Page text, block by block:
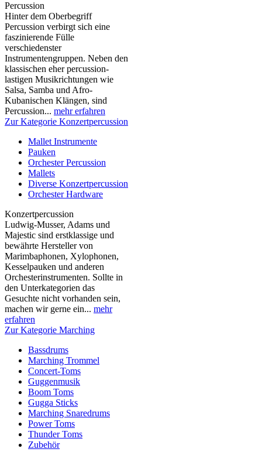
Percussion
Hinter dem Oberbegriff
Percussion verbirgt sich eine
faszinierende Fülle
verschiedenster
Instrumentengruppen. Neben den
klassischen eher percussion-
lastigen Musikrichtungen wie
Salsa, Samba und Afro-
Kubanischen Klängen, sind
Percussion... mehr erfahren
Zur Kategorie Konzertpercussion
Mallet Instrumente
Pauken
Orchester Percussion
Mallets
Diverse Konzertpercussion
Orchester Hardware
Konzertpercussion
Ludwig-Musser, Adams und
Majestic sind erstklassige und
bewährte Hersteller von
Marimbaphonen, Xylophonen,
Kesselpauken und anderen
Orchesterinstrumenten. Sollte in
den Unterkategorien das
Gesuchte nicht vorhanden sein,
machen wir gerne ein... mehr
erfahren
Zur Kategorie Marching
Bassdrums
Marching Trommel
Concert-Toms
Guggenmusik
Boom Toms
Gugga Sticks
Marching Snaredrums
Power Toms
Thunder Toms
Zubehör